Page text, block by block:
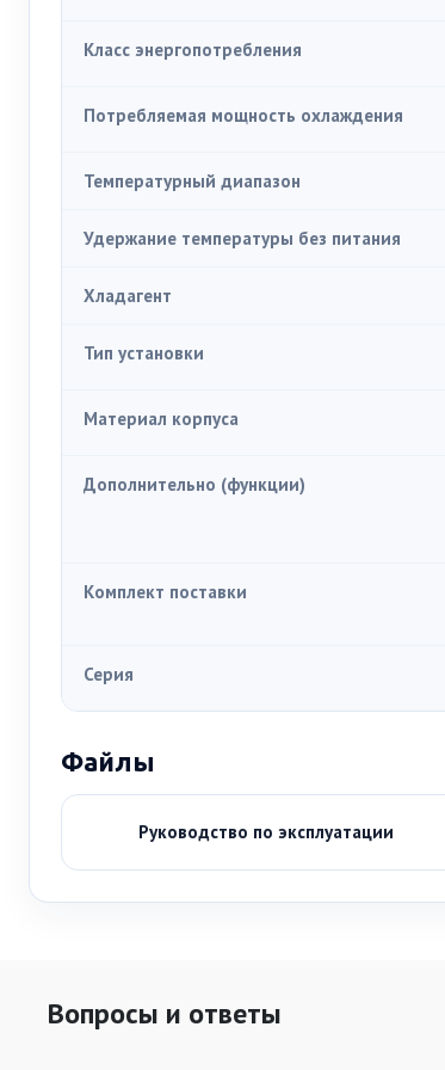
Класс энергопотребления
Потребляемая мощность охлаждения
Температурный диапазон
Удержание температуры без питания
Хладагент
Тип установки
Материал корпуса
Дополнительно (функции)
Комплект поставки
Серия
Файлы
Руководство по эксплуатации
Вопросы и ответы